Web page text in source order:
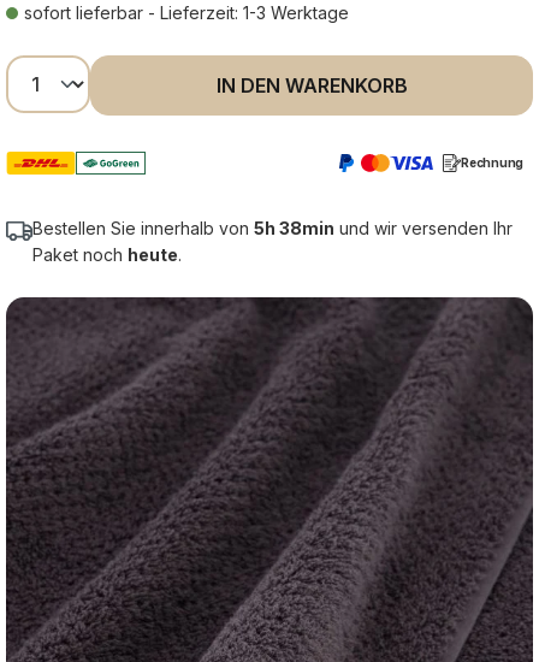
sofort lieferbar - Lieferzeit: 1-3 Werktage
Produkt Anzahl: Gib den gewünschten
IN DEN WARENKORB
Rechnung
Bestellen Sie innerhalb von 5h 38min und wir versenden Ihr
Paket noch heute.